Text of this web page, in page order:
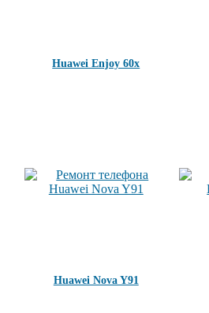
Huawei Enjoy 60x
Huawei Nova Y91